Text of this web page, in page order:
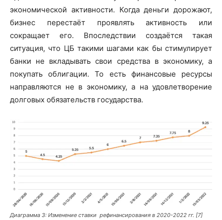
экономической активности. Когда деньги дорожают,
бизнес перестаёт проявлять активность или
сокращает его. Впоследствии создаётся такая
ситуация, что ЦБ такими шагами как бы стимулирует
банки не вкладывать свои средства в экономику, а
покупать облигации. То есть финансовые ресурсы
направляются не в экономику, а на удовлетворение
долговых обязательств государства.
Диаграмма 3: Изменение ставки рефинансирования в 2020-2022 гг. [7]